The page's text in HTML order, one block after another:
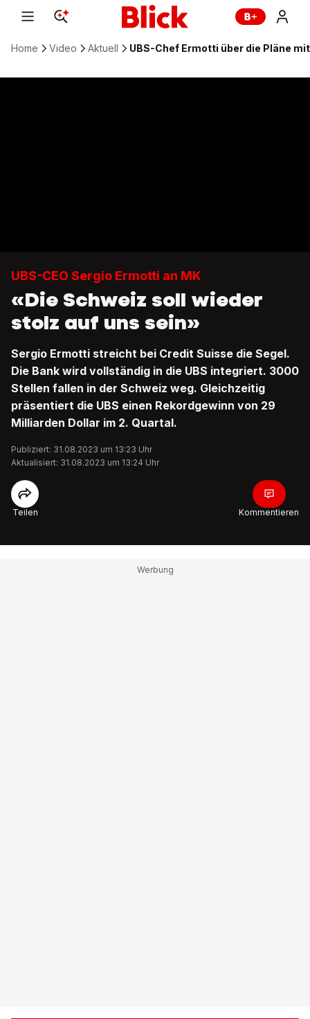
Home Video Aktuell UBS-Chef Ermotti über die Pläne
UBS-CEO Sergio Ermotti an MK
«Die Schweiz soll wieder
stolz auf uns sein»
Sergio Ermotti streicht bei Credit Suisse die Segel.
Die Bank wird vollständig in die UBS integriert. 3000
Stellen fallen in der Schweiz weg. Gleichzeitig
präsentiert die UBS einen Rekordgewinn von 29
Milliarden Dollar im 2. Quartal.
Publiziert: 31.08.2023 um 13:23 Uhr
Aktualisiert: 31.08.2023 um 13:24 Uhr
Teilen Kommentieren